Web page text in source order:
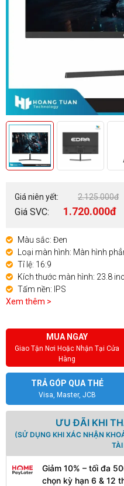
Giá niên yết: 2.125.000đ
Giá SVC: 1.720.000đ
Màu sắc: Đen
Loại màn hình: Màn hình
Tỉ lệ: 16:9
Kích thước màn hình: 23.8
Tấm nền: IPS
Xem thêm >
MUA NGAY
Giao Tận Nơi Hoặc Nhận Tại Cửa
Hàng
TRẢ GÓP QUA THẺ
Visa, Master, JCB
ƯU ĐÃI KHI
(SỬ DỤNG KHI XÁC NHẬN
Giảm 10% – tối đa
chọn kỳ hạn 6 & 12